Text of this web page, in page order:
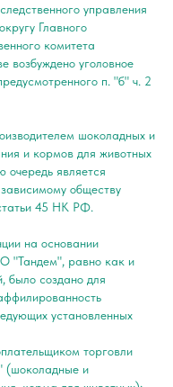
управления
Главного
комитета
возбуждено уголовное
п. "б" ч. 2
шоколадных и
и кормов для животных
является
обществу
45 НК РФ.
на основании
"Тандем", равно как и
было создано для
установленных
торговли
(шоколадные и